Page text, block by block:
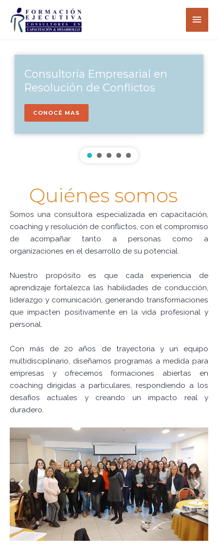
contenido
Consultoría Empresarial en
Resolución de Conflictos
CONOCÉ MAS
Quiénes somos
Somos una consultora especializada en capacitación,
coaching y resolución de conflictos, con el compromiso
de acompañar tanto a personas como a
organizaciones en el desarrollo de su potencial.
Nuestro propósito es que cada experiencia de
aprendizaje fortalezca las habilidades de conducción,
liderazgo y comunicación, generando transformaciones
que impacten positivamente en la vida profesional y
personal.
Con más de 20 años de trayectoria y un equipo
multidisciplinario, diseñamos programas a medida para
empresas y ofrecemos formaciones abiertas en
coaching dirigidas a particulares, respondiendo a los
desafíos actuales y creando un impacto real y
duradero.